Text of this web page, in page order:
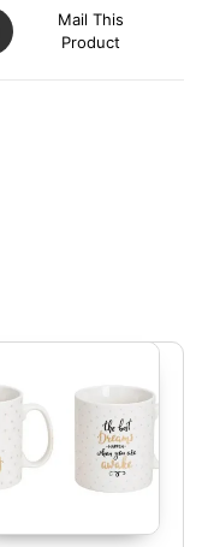
Mail This
Product